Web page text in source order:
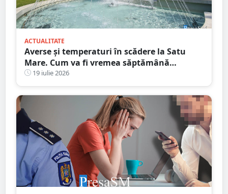
ACTUALITATE
Averse și temperaturi în scădere la Satu
Mare. Cum va fi vremea săptămână
următoare
19 iulie 2026